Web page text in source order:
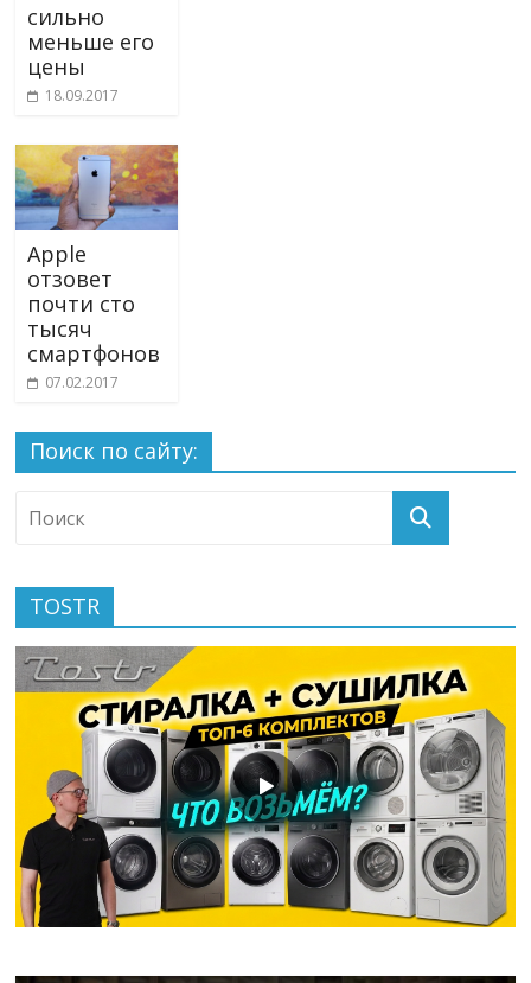
сильно
меньше его
цены
18.09.2017
Apple
отзовет
почти сто
тысяч
смартфонов
07.02.2017
Поиск по сайту:
TOSTR